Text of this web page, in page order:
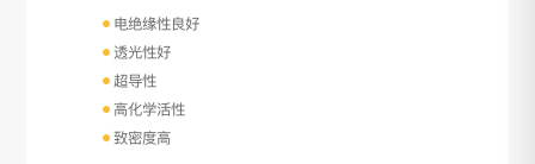
电绝缘性良好
透光性好
超导性
高化学活性
致密度高